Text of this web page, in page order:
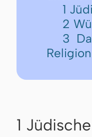
1
2
3
Religion
1